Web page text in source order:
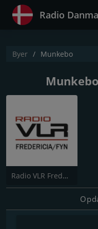
Radio
Byer Munkebo
Radio VLR Fredericia/Fyn